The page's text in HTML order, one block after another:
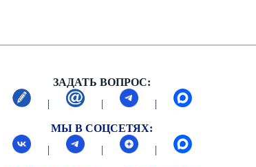
ЗАДАТЬ ВОПРОС:
|
| |
МЫ В СОЦСЕТЯХ:
|
| |